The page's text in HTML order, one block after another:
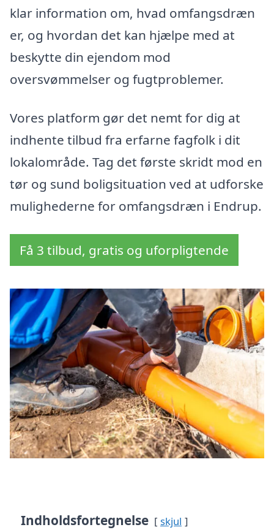
klar information om, hvad omfangsdræn
er, og hvordan det kan hjælpe med at
beskytte din ejendom mod
oversvømmelser og fugtproblemer.
Vores platform gør det nemt for dig at
indhente tilbud fra erfarne fagfolk i dit
lokalområde. Tag det første skridt mod en
tør og sund boligsituation ved at udforske
mulighederne for omfangsdræn i Endrup.
Få 3 tilbud, gratis og uforpligtende
Indholdsfortegnelse skjul